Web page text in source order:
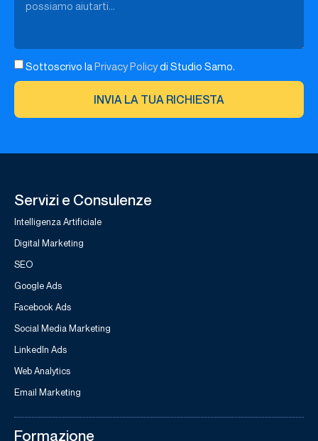
Sottoscrivo laPrivacy Policydi Studio Samo.
INVIA LA TUA RICHIESTA
Servizi e Consulenze
Intelligenza Artificiale
Digital Marketing
SEO
Google Ads
Facebook Ads
Social Media Marketing
LinkedIn Ads
Web Analytics
Email Marketing
Formazione